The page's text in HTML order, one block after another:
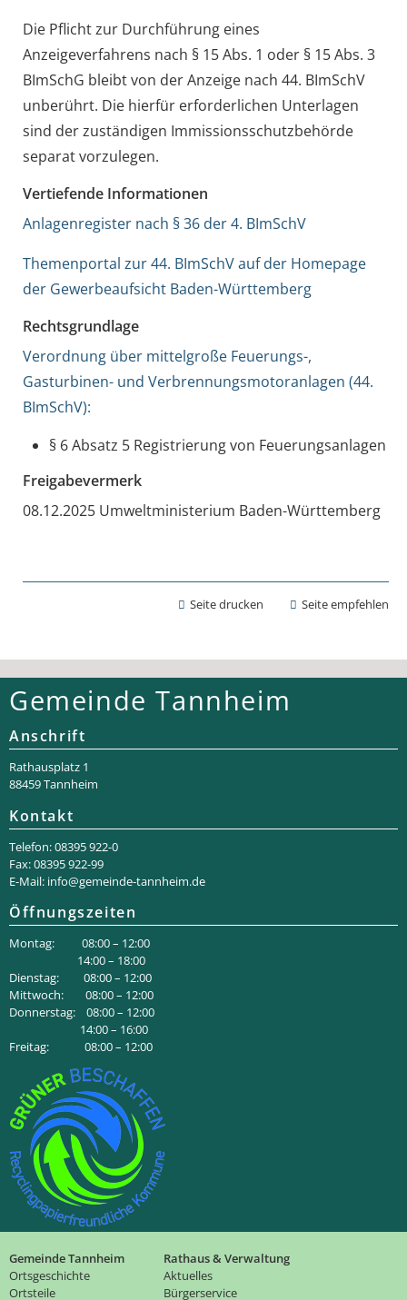
Die Pflicht zur Durchführung eines
Anzeigeverfahrens nach § 15 Abs. 1 oder § 15 Abs. 3
BImSchG bleibt von der Anzeige nach 44. BImSchV
unberührt. Die hierfür erforderlichen Unterlagen
sind der zuständigen Immissionsschutzbehörde
separat vorzulegen.
Vertiefende Informationen
Anlagenregister nach § 36 der 4. BImSchV
Themenportal zur 44. BImSchV auf der Homepage
der Gewerbeaufsicht Baden-Württemberg
Rechtsgrundlage
Verordnung über mittelgroße Feuerungs-,
Gasturbinen- und Verbrennungsmotoranlagen (44.
BImSchV):
§ 6 Absatz 5 Registrierung von Feuerungsanlagen
Freigabevermerk
08.12.2025 Umweltministerium Baden-Württemberg
Seite drucken Seite empfehlen
Gemeinde Tannheim
Anschrift
Rathaus­platz 1
88459 Tannheim
Kontakt
Telefon: 08395 922-0
Fax: 08395 922-99
E-Mail: info@gemeinde-tannheim.de
Öffnungszeiten
Montag: 08:00 – 12:00
14:00 – 18:00
Dienstag: 08:00 – 12:00
Mittwoch: 08:00 – 12:00
Donnerstag: 08:00 – 12:00
14:00 – 16:00
Freitag: 08:00 – 12:00
Gemeinde Tannheim
Ortsgeschichte
Ortsteile
Rathaus & Verwaltung
Aktuelles
Bürgerservice